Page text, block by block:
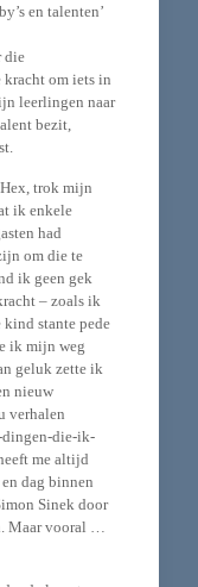
en talenten’
die
kracht om iets in
leerlingen naar
bezit,
trok mijn
ik enkele
had
om die te
ik geen gek
– zoals ik
stante pede
ik mijn weg
geluk zette ik
nieuw
verhalen
dingen-die-ik-
me altijd
dag binnen
Sinek door
Maar vooral …